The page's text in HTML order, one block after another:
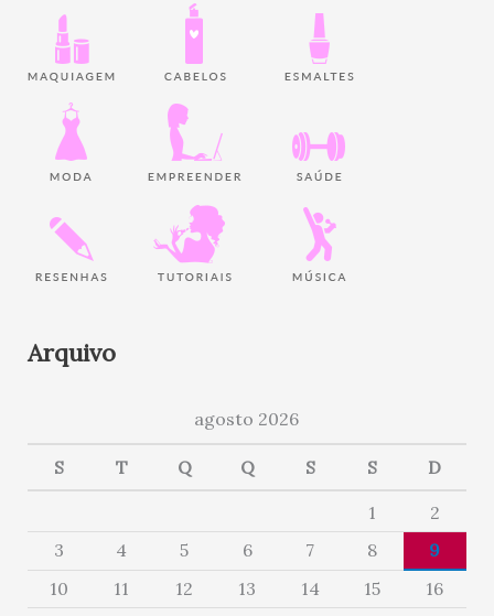
Arquivo
agosto 2026
S T Q Q S S D
1
2
3
4 5 6 7 8
9
10
11 12 13 14 15
16